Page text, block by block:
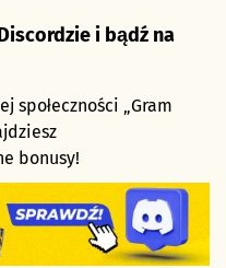
i bądź na
społeczności „Gram
bonusy!